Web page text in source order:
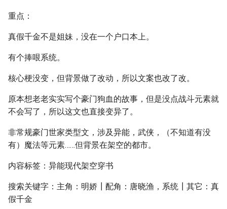
重点：
真假千金不是姐妹，没在一个户口本上。
有个捧哏系统。
核心梗没变，但背景做了改动，所以文案也改了改。
原本想老老实实写个豪门狗血的故事，但是没点战斗元素就
不会写了，所以这文也直接变异了。
非常规豪门世家类型文，涉及异能，武侠，（不知道有没
有）魔法等元素……但背景在架空的都市。
内容标签：异能现代架空穿书
搜索关键字：主角：明娇┃配角：唐晓渔，系统┃其它：真
假千金